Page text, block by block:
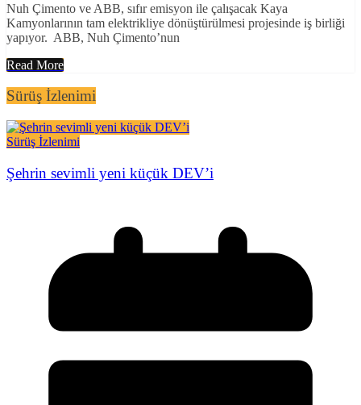
Nuh Çimento ve ABB, sıfır emisyon ile çalışacak Kaya
Kamyonlarının tam elektrikliye dönüştürülmesi projesinde iş birliği
yapıyor. ABB, Nuh Çimento’nun
Read More
Sürüş İzlenimi
Sürüş İzlenimi
Şehrin sevimli yeni küçük DEV’i